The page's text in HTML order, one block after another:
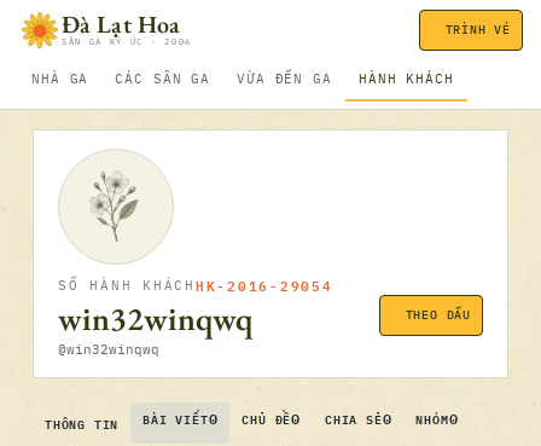
Bỏ qua nội dungĐà Lạt Hoa
SÂN GA KÝ ỨC · 2006
NHÀ GA CÁC SÂN GA VỪA ĐẾN GA HÀNH KHÁCH
TRÌNH VÉ
SỐ HÀNH KHÁCH HK-2016-29054
win32winqwq
@win32winqwq
THEO DẤU
THÔNG TIN BÀI VIẾT0 CHỦ ĐỀ0 CHIA SẺ0 NHÓM0